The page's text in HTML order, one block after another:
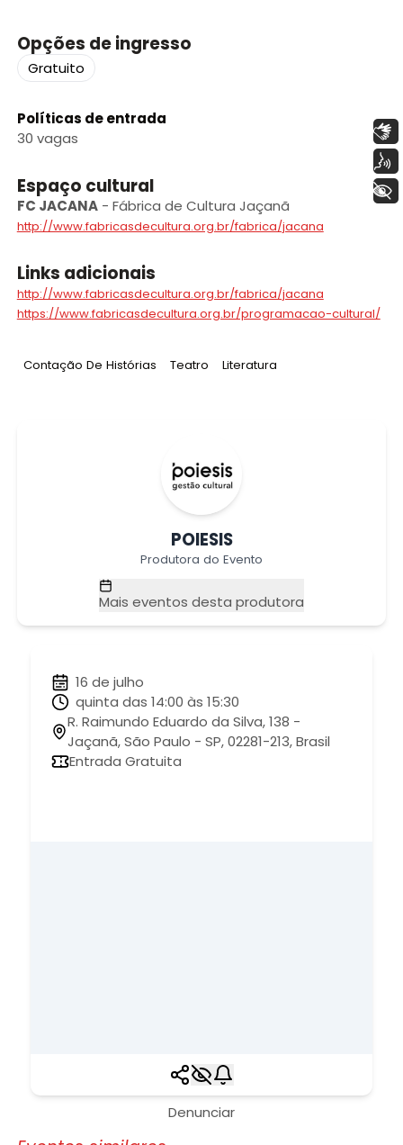
Opções de ingresso
Gratuito
Políticas de entrada
30 vagas
Espaço cultural
FC JACANA- Fábrica de Cultura Jaçanã
http://www.fabricasdecultura.org.br/fabrica/jacana
Links adicionais
http://www.fabricasdecultura.org.br/fabrica/jacana
https://www.fabricasdecultura.org.br/programacao-cultural/
Tag:
Contação De Histórias Tag:
Teatro Tag:
Literatura
POIESIS
Produtora do Evento
Mais eventos desta produtora
16 de julho
quinta das 14:00 às 15:30
R. Raimundo Eduardo da Silva, 138 -
Jaçanã, São Paulo - SP, 02281-213, Brasil
Entrada Gratuita
Denunciar